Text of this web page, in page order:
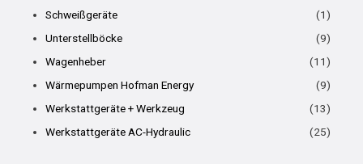
Schweißgeräte
(1)
Unterstellböcke
(9)
Wagenheber
(11)
Wärmepumpen Hofman Energy
(9)
Werkstattgeräte + Werkzeug
(13)
Werkstattgeräte AC-Hydraulic
(25)